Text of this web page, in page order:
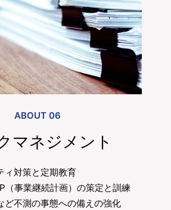
ABOUT 06
マネジメント
ィ対策と定期教育
（事業継続計画）の策定と訓練
ど不測の事態への備えの強化